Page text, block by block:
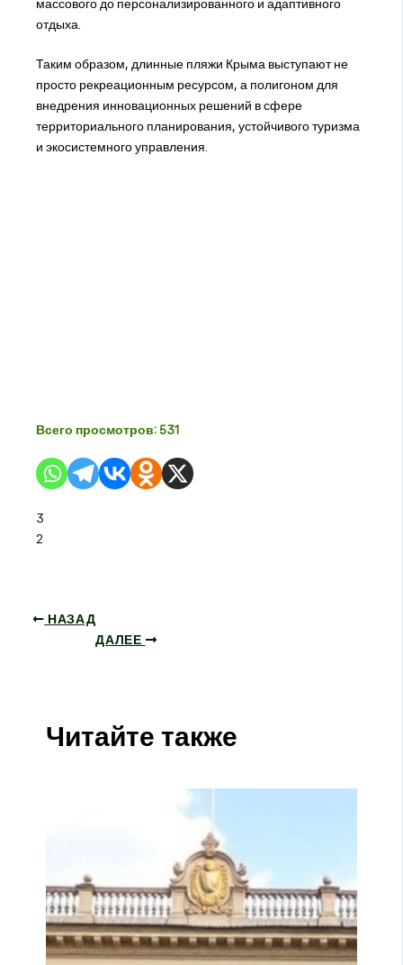
массового до персонализированного и адаптивного
отдыха.
Таким образом, длинные пляжи Крыма выступают не
просто рекреационным ресурсом, а полигоном для
внедрения инновационных решений в сфере
территориального планирования, устойчивого туризма
и экосистемного управления.
Всего просмотров: 531
3
2
НАЗАД
ДАЛЕЕ
Читайте также